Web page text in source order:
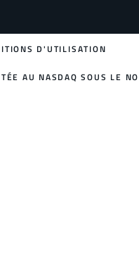
D'UTILISATION
AU NASDAQ SOUS LE